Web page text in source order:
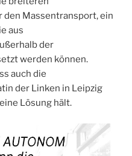
den Massentransport, ein
aus
der
werden können.
auch die
der Linken in Leipzig
Lösung hält.